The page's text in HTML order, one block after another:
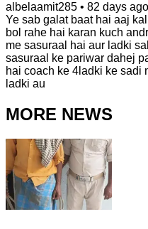
albelaamit285 • 82 days ago
Ye sab galat baat hai aaj
bol rahe hai karan kuch
me sasuraal hai aur ladki
sasuraal ke pariwar dahej
hai coach ke 4ladki ke sadi
ladki au
MORE NEWS